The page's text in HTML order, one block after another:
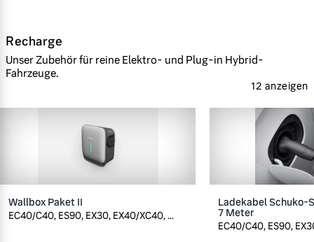
Recharge
Unser Zubehör für reine Elektro- und Plug-in Hybrid-
Fahrzeuge.
12 anzeigen
Wallbox Paket II
EC40/C40, ES90, EX30, EX40/XC40, ...
Ladekabel Schuko-
7 Meter
EC40/C40, ES90,